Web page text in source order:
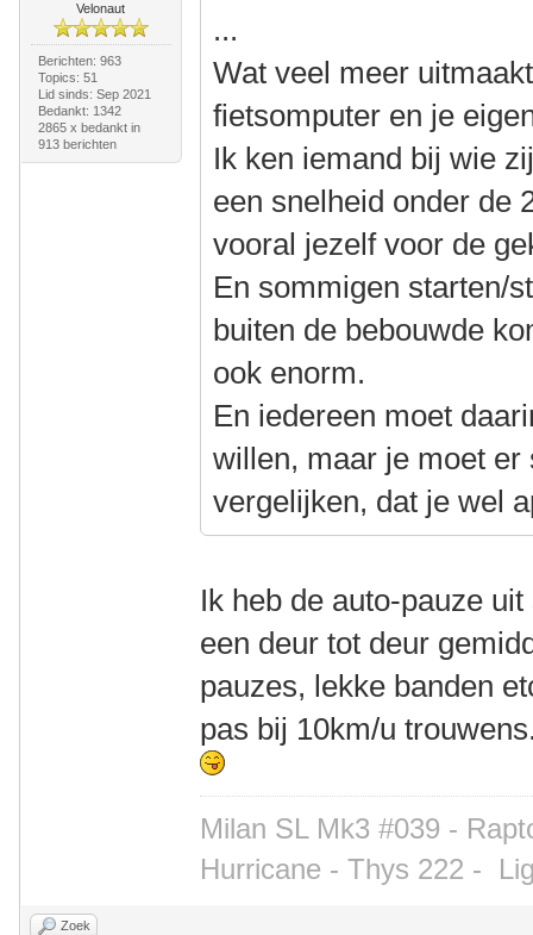
Velonaut
Berichten: 963
Topics: 51
Lid sinds: Sep 2021
Bedankt: 1342
2865 x bedankt in
913 berichten
...
Wat veel meer
fietsomputer en je
Ik ken iemand bij wie
een snelheid onder de
vooral jezelf voor de
En sommigen starten/
buiten de bebouwde
ook enorm.
En iedereen moet
willen, maar je moet
vergelijken, dat je wel
Ik heb de auto-pauze
een deur tot deur
pauzes, lekke banden
pas bij 10km/u
Milan SL Mk3 #039 -
Hurricane - Thys 222 -
Zoek